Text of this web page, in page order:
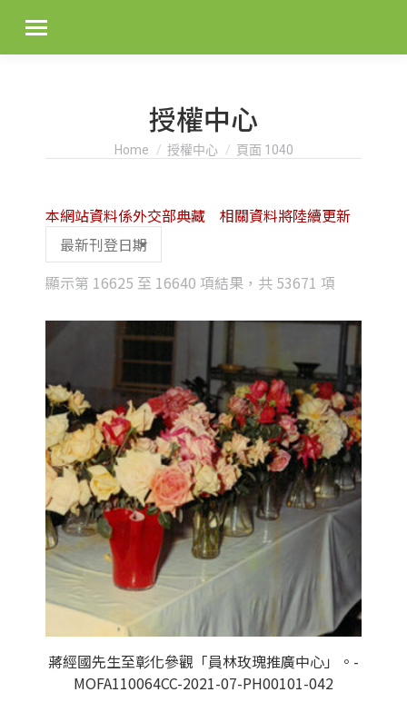
授權中心
You are here:
Home 授權中心 頁面 1040
顯示第 16625 至 16640 項結果，共 53671 項
latest
本網站資料係外交部典藏 相關資料將陸續更新
蔣經國先生至彰化參觀「員林玫瑰推廣中心」。-
MOFA110064CC-2021-07-PH00101-042